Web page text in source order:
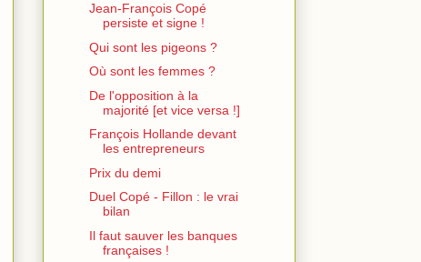
Jean-François Copé
persiste et signe !
Qui sont les pigeons ?
Où sont les femmes ?
De l'opposition à la
majorité [et vice versa !]
François Hollande devant
les entrepreneurs
Prix du demi
Duel Copé - Fillon : le vrai
bilan
Il faut sauver les banques
françaises !